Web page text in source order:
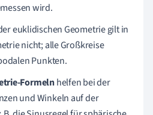
wird.
euklidischen Geometrie gilt in
nicht; alle Großkreise
Punkten.
Formelnhelfen bei der
und Winkeln auf der